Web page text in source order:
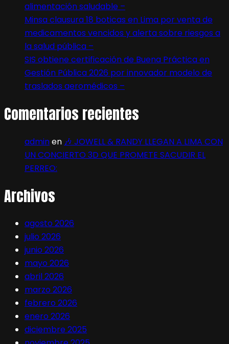
alimentación saludable –
Minsa clausura 18 boticas en Lima por venta de
medicamentos vencidos y alerta sobre riesgos a
la salud pública –
SIS obtiene certificación de Buena Práctica en
Gestión Pública 2026 por innovador modelo de
traslados aeromédicos –
Comentarios recientes
adminen 🎶 JOWELL & RANDY LLEGAN A LIMA CON
UN CONCIERTO 3D QUE PROMETE SACUDIR EL
PERREO:
Archivos
agosto 2026
julio 2026
junio 2026
mayo 2026
abril 2026
marzo 2026
febrero 2026
enero 2026
diciembre 2025